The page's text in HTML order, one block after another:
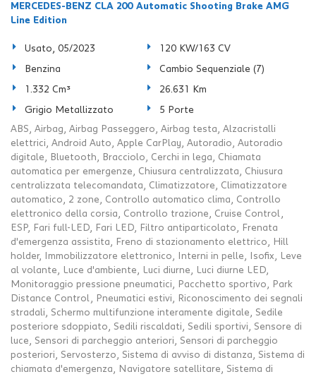
MERCEDES-BENZ CLA 200 Automatic Shooting Brake AMG
Line Edition
Usato, 05/2023 120 KW/163 CV
Benzina Cambio Sequenziale (7)
1.332 Cm³ 26.631 Km
Grigio Metallizzato
5 Porte
ABS, Airbag, Airbag Passeggero, Airbag testa, Alzacristalli
elettrici, Android Auto, Apple CarPlay, Autoradio, Autoradio
digitale, Bluetooth, Bracciolo, Cerchi in lega, Chiamata
automatica per emergenze, Chiusura centralizzata, Chiusura
centralizzata telecomandata, Climatizzatore, Climatizzatore
automatico, 2 zone, Controllo automatico clima, Controllo
elettronico della corsia, Controllo trazione, Cruise Control,
ESP, Fari full-LED, Fari LED, Filtro antiparticolato, Frenata
d'emergenza assistita, Freno di stazionamento elettrico, Hill
holder, Immobilizzatore elettronico, Interni in pelle, Isofix, Leve
al volante, Luce d'ambiente, Luci diurne, Luci diurne LED,
Monitoraggio pressione pneumatici, Pacchetto sportivo, Park
Distance Control, Pneumatici estivi, Riconoscimento dei segnali
stradali, Schermo multifunzione interamente digitale, Sedile
posteriore sdoppiato, Sedili riscaldati, Sedili sportivi, Sensore di
luce, Sensori di parcheggio anteriori, Sensori di parcheggio
posteriori, Servosterzo, Sistema di avviso di distanza, Sistema di
chiamata d'emergenza, Navigatore satellitare, Sistema di